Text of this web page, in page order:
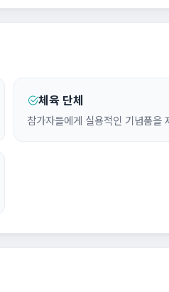
체육 단체
참가자들에게 실용적인 기념품을